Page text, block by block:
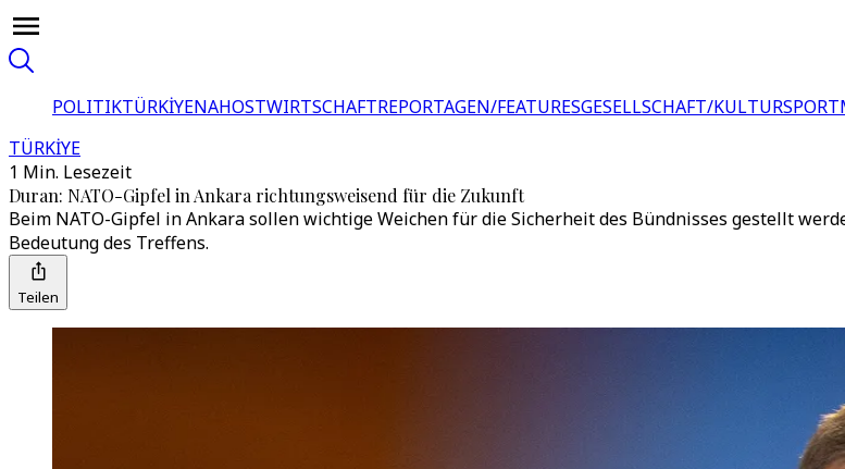
POLITIKTÜRKİYENAHOSTWIRTSCHAFTREPORTAGEN/FEATURESGESELLSCHAFT/KULTURSPORT
TÜRKİYE
1 Min. Lesezeit
Duran: NATO-Gipfel in Ankara richtungsweisend für die Zukunft
Beim NATO-Gipfel in Ankara sollen wichtige Weichen für die Sicherheit des Bündnisses gestellt
Bedeutung des Treffens.
Teilen